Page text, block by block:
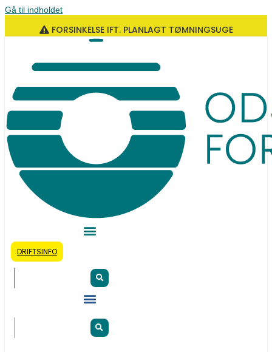
Gå til indholdet
FORSINKELSE IFT. PLANLAGT TØMNINGSUGE
DRIFTSINFO